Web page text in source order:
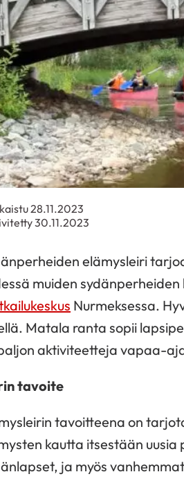
28.11.2023
30.11.2023
elämysleiri
muiden
Nurmeksessa.
Matala ranta sopii
aktiviteetteja vapaa-
tavoite
tavoitteena on
kautta itsestään uusia
ja myös